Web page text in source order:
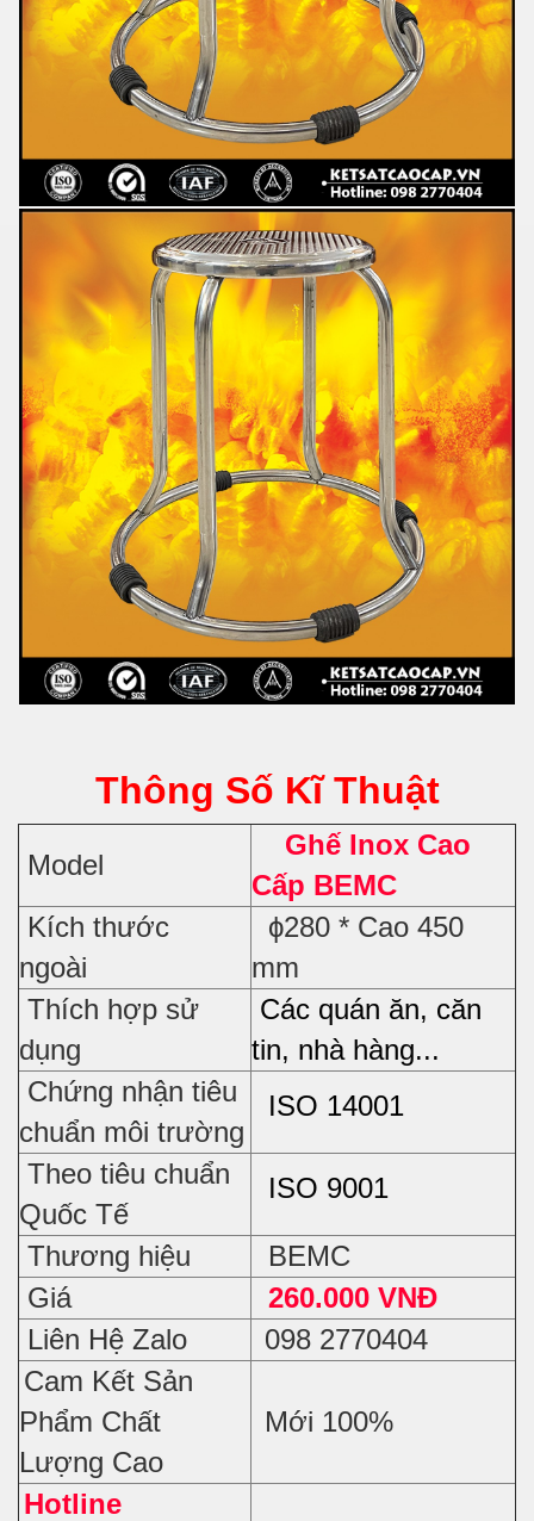
Thông Số Kĩ Thuật
Model
Ghế Inox Cao
Cấp BEMC
Kích thước
ngoài
ϕ280 * Cao 450
mm
Thích hợp sử
dụng
Các quán ăn, căn
tin, nhà hàng...
Chứng nhận tiêu
chuẩn môi trường
ISO 14001
Theo tiêu chuẩn
Quốc Tế
ISO 9001
Thương hiệu
BEMC
Giá
260.000 VNĐ
Liên Hệ Zalo
098 2770404
Cam Kết Sản
Phẩm Chất
Lượng Cao
Mới 100%
Hotline